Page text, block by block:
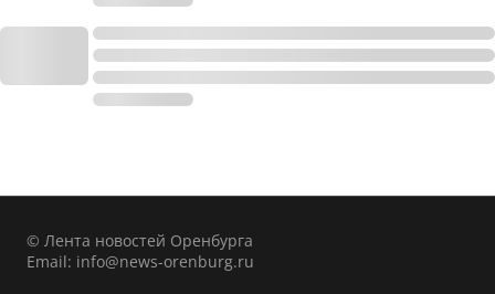
© Лента новостей Оренбурга
Email: info@news-orenburg.ru